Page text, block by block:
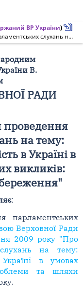
ВР України)
Про перенесення дати проведення парламентських слухань на тему: "Національна ідентичність в Україні в умовах глобалізаційних викликів: проблеми та шляхи збереження" (9 грудня 2009 року)